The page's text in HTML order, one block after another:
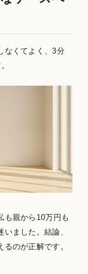
なくてよく、3分
も親から10万円も
ました。結論、
のが正解です。